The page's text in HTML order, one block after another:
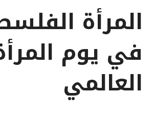
المرأة
في يوم
العالمي